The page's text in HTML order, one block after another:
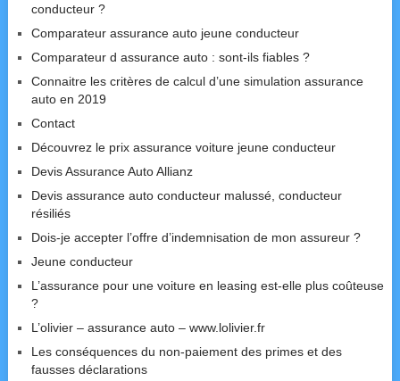
conducteur ?
Comparateur assurance auto jeune conducteur
Comparateur d assurance auto : sont-ils fiables ?
Connaitre les critères de calcul d’une simulation assurance
auto en 2019
Contact
Découvrez le prix assurance voiture jeune conducteur
Devis Assurance Auto Allianz
Devis assurance auto conducteur malussé, conducteur
résiliés
Dois-je accepter l’offre d’indemnisation de mon assureur ?
Jeune conducteur
L’assurance pour une voiture en leasing est-elle plus coûteuse
?
L’olivier – assurance auto – www.lolivier.fr
Les conséquences du non-paiement des primes et des
fausses déclarations